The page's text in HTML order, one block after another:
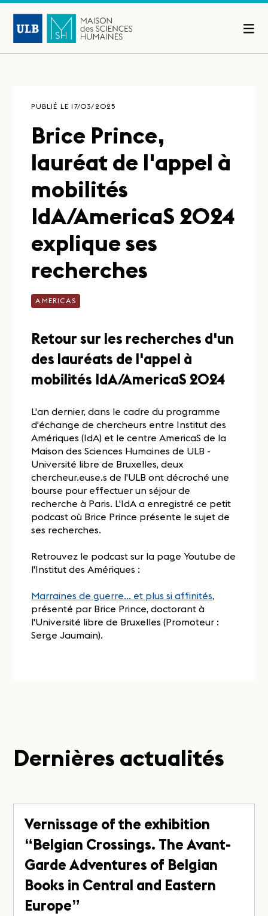
PUBLIÉ LE 17/03/2025
Brice Prince,
lauréat de l'appel à
mobilités
IdA/AmericaS 2024
explique ses
recherches
AMERICAS
Retour sur les recherches d'un
des lauréats de l'appel à
mobilités IdA/AmericaS 2024
L'an dernier, dans le cadre du programme
d'échange de chercheurs entre Institut des
Amériques (IdA) et le centre AmericaS de la
Maison des Sciences Humaines de ULB -
Université libre de Bruxelles, deux
chercheur.euse.s de l'ULB ont décroché une
bourse pour effectuer un séjour de
recherche à Paris. L'IdA a enregistré ce petit
podcast où Brice Prince présente le sujet de
ses recherches.
Retrouvez le podcast sur la page Youtube de
l'Institut des Amériques :
Marraines de guerre... et plus si affinités,
présenté par Brice Prince, doctorant à
l'Université libre de Bruxelles (Promoteur :
Serge Jaumain).
Dernières actualités
Vernissage of the exhibition
“Belgian Crossings. The Avant-
Garde Adventures of Belgian
Books in Central and Eastern
Europe”